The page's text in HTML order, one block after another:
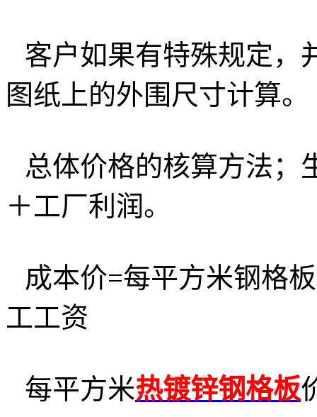
客户如果有特殊规定，
图纸上的外围尺寸计算。
总体价格的核算方法；
＋工厂利润。
成本价=每平方米钢格
工工资
每平方米热镀锌钢格板